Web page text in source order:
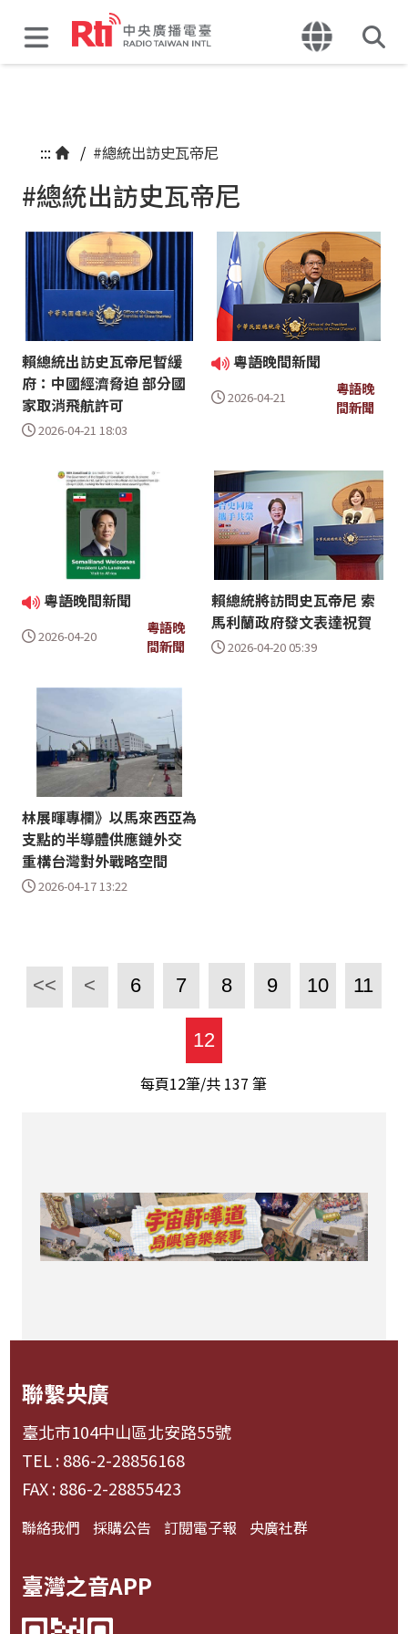
::: / #總統出訪史瓦帝尼
#總統出訪史瓦帝尼
賴總統出訪史瓦帝尼暫緩
府：中國經濟脅迫 部分國
家取消飛航許可
2026-04-21 18:03
粵語晚間新聞
2026-04-21
粵語晚
間新聞
粵語晚間新聞
2026-04-20
粵語晚
間新聞
賴總統將訪問史瓦帝尼 索
馬利蘭政府發文表達祝賀
2026-04-20 05:39
林展暉專欄》以馬來西亞為
支點的半導體供應鏈外交
重構台灣對外戰略空間
2026-04-17 13:22
<< < 6 7 8 9 10 11
12
每頁12筆/共 137 筆
聯繫央廣
臺北市104中山區北安路55號
TEL : 886-2-28856168
FAX : 886-2-28855423
聯絡我們 採購公告 訂閱電子報 央廣社群
臺灣之音APP